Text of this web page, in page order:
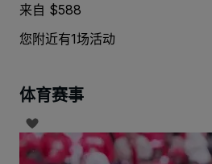
来自 $588
您附近有1场活动
体育赛事